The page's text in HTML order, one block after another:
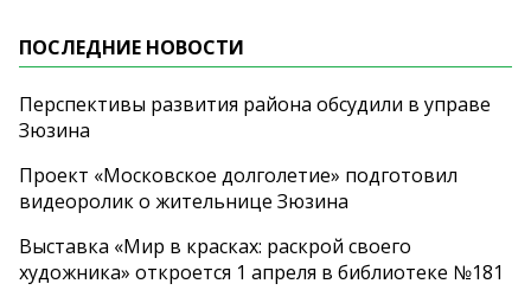
ПОСЛЕДНИЕ НОВОСТИ
Перспективы развития района обсудили в управе
Зюзина
Проект «Московское долголетие» подготовил
видеоролик о жительнице Зюзина
Выставка «Мир в красках: раскрой своего
художника» откроется 1 апреля в библиотеке №181